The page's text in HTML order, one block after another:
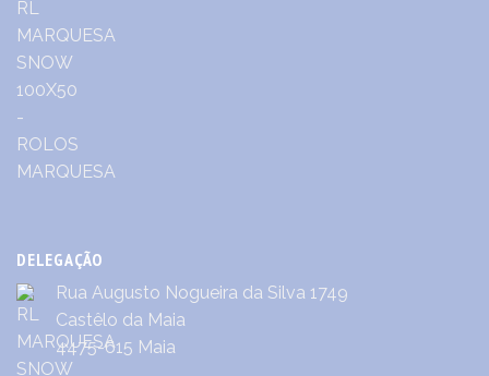
DELEGAÇÃO
Rua Augusto Nogueira da Silva 1749
Castêlo da Maia
4475-615 Maia